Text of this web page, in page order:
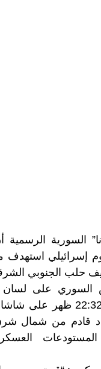
السورية الرسمية
إسرائيلي استهدف
حلب الجنوبي
السوري على
“في تمام الساعة 22:32
قادم من شمال